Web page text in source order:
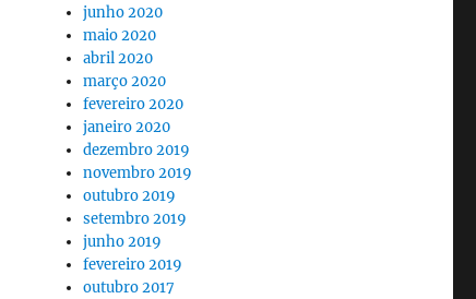
junho 2020
maio 2020
abril 2020
março 2020
fevereiro 2020
janeiro 2020
dezembro 2019
novembro 2019
outubro 2019
setembro 2019
junho 2019
fevereiro 2019
outubro 2017